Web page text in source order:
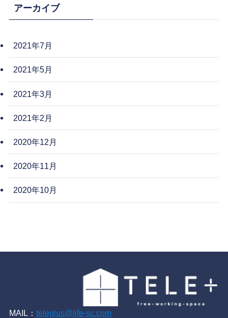
アーカイブ
2021年7月
2021年5月
2021年3月
2021年2月
2020年12月
2020年11月
2020年10月
MAIL： teleplus@life-sc.com